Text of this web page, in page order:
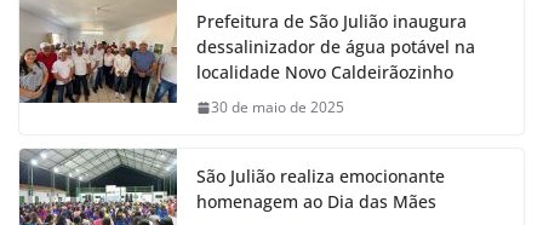
Prefeitura de São Julião inaugura
dessalinizador de água potável na
localidade Novo Caldeirãozinho
30 de maio de 2025
São Julião realiza emocionante
homenagem ao Dia das Mães